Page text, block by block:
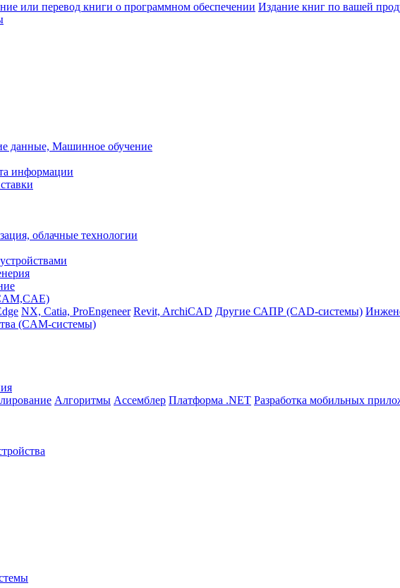
или перевод книги о программном обеспечении Издание книг по вашей
данные, Машинное обучение
информации
облачные технологии
NX, Catia, ProEngeneer Revit, ArchiCAD Другие САПР (CAD-системы)
(CAM-системы)
Алгоритмы Ассемблер Платформа .NET Разработка мобильных